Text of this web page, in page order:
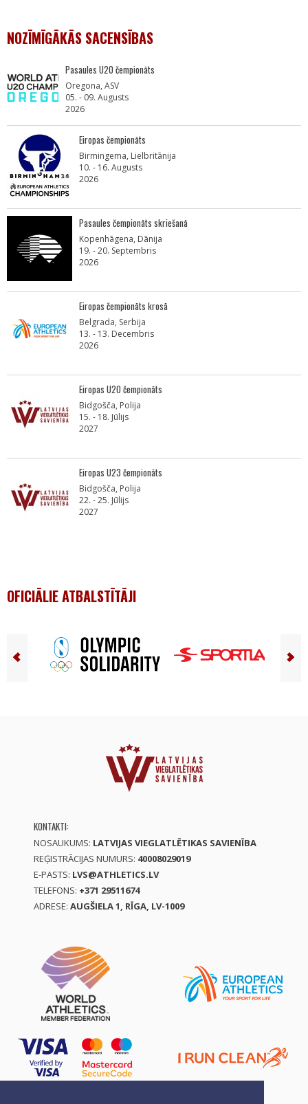
NOZĪMĪGĀKĀS SACENSĪBAS
Pasaules U20 čempionāts
Oregona, ASV
05. - 09. Augusts
2026
Eiropas čempionāts
Birmingema, Lielbritānija
10. - 16. Augusts
2026
Pasaules čempionāts skriešanā
Kopenhāgena, Dānija
19. - 20. Septembris
2026
Eiropas čempionāts krosā
Belgrada, Serbija
13. - 13. Decembris
2026
Eiropas U20 čempionāts
Bidgošča, Polija
15. - 18. Jūlijs
2027
Eiropas U23 čempionāts
Bidgošča, Polija
22. - 25. Jūlijs
2027
OFICIĀLIE ATBALSTĪTĀJI
KONTAKTI:
NOSAUKUMS: LATVIJAS VIEGLATLĒTIKAS SAVIENĪBA
REĢISTRĀCIJAS NUMURS: 40008029019
E-PASTS: LVS@ATHLETICS.LV
TELEFONS: +371 29511674
ADRESE: AUGŠIELA 1, RĪGA, LV-1009